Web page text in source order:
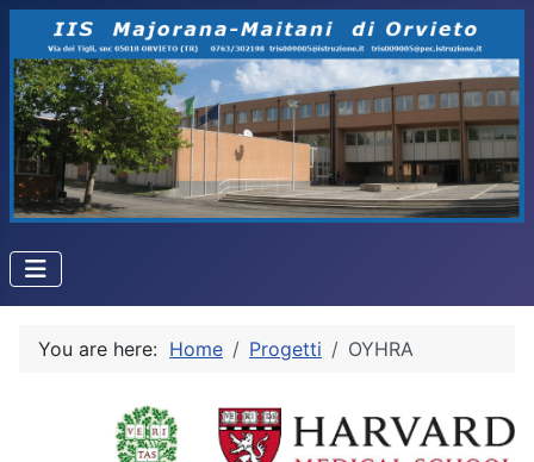
You are here: Home Progetti OYHRA